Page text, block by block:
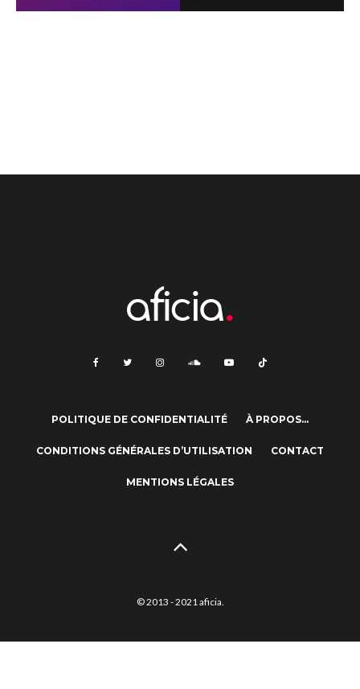
POLITIQUE DE CONFIDENTIALITÉ À PROPOS…
CONDITIONS GÉNÉRALES D’UTILISATION CONTACT
MENTIONS LÉGALES
© 2013 - 2021 aficia.